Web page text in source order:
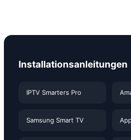
Installationsanleitungen
IPTV Smarters Pro
Samsung Smart TV